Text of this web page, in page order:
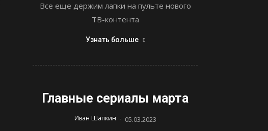
Все еще держим лапки на пульте нового
ТВ-контента
Узнать больше
Главные сериалы марта
Иван Шапкин - 05.03.2023